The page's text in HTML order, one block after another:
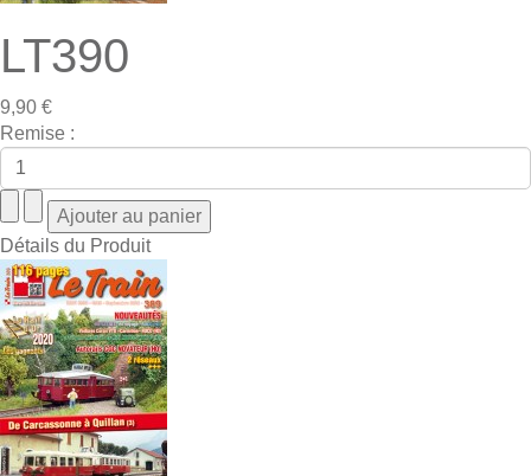
LT390
9,90 €
Remise :
Détails du Produit